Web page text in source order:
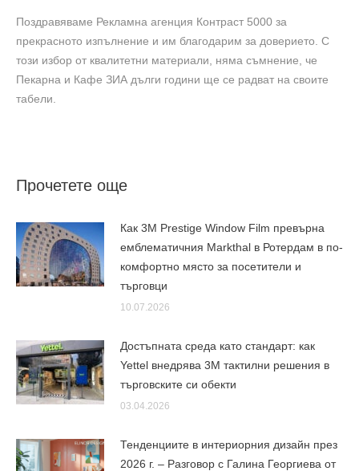
Поздравяваме Рекламна агенция Контраст 5000 за
прекрасното изпълнение и им благодарим за доверието. С
този избор от квалитетни материали, няма съмнение, че
Пекарна и Кафе ЗИА дълги години ще се радват на своите
табели.
Прочетете още
Как 3M Prestige Window Film превърна
емблематичния Markthal в Ротердам в по-
комфортно място за посетители и
търговци
10.07.2026
Достъпната среда като стандарт: как
Yettel внедрява 3М тактилни решения в
търговските си обекти
03.04.2026
Тенденциите в интериорния дизайн през
2026 г. – Разговор с Галина Георгиева от